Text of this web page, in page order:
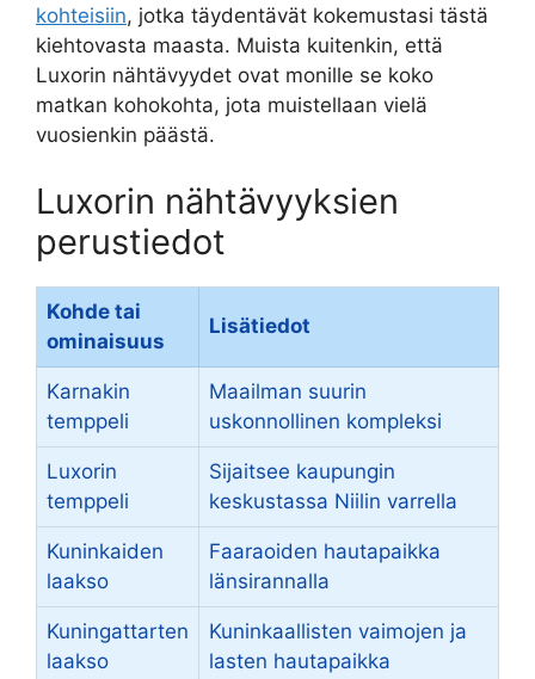
kohteisiin, jotka täydentävät kokemustasi tästä
kiehtovasta maasta. Muista kuitenkin, että
Luxorin nähtävyydet ovat monille se koko
matkan kohokohta, jota muistellaan vielä
vuosienkin päästä.
Luxorin nähtävyyksien
perustiedot
Kohde tai
ominaisuus
Lisätiedot
Karnakin
temppeli
Maailman suurin
uskonnollinen kompleksi
Luxorin
temppeli
Sijaitsee kaupungin
keskustassa Niilin varrella
Kuninkaiden
laakso
Faaraoiden hautapaikka
länsirannalla
Kuningattarten
laakso
Kuninkaallisten vaimojen ja
lasten hautapaikka